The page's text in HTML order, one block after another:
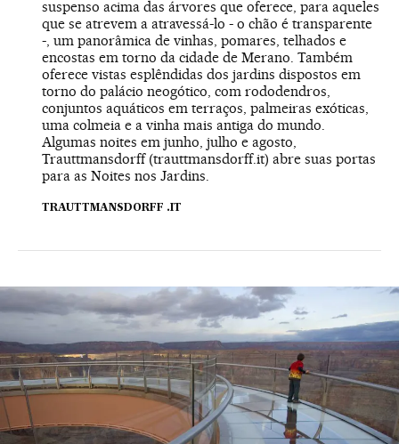
suspenso acima das árvores que oferece, para aqueles
que se atrevem a atravessá-lo - o chão é transparente
-, um panorâmica de vinhas, pomares, telhados e
encostas em torno da cidade de Merano. Também
oferece vistas esplêndidas dos jardins dispostos em
torno do palácio neogótico, com rododendros,
conjuntos aquáticos em terraços, palmeiras exóticas,
uma colmeia e a vinha mais antiga do mundo.
Algumas noites em junho, julho e agosto,
Trauttmansdorff (trauttmansdorff.it) abre suas portas
para as Noites nos Jardins.
TRAUTTMANSDORFF .IT